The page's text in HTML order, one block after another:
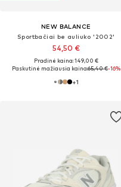
NEW BALANCE
Sportbačiai be auliuko '2002'
54,50 €
Pradinė kaina: 149,00 €
Paskutinė mažiausia kaina:65,40 €-16%
+1